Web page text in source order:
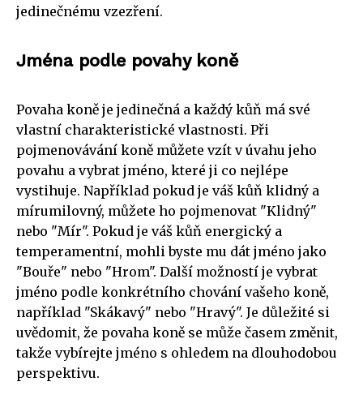
jedinečnému vzezření.
Jména podle povahy koně
Povaha koně je jedinečná a každý kůň má své
vlastní charakteristické vlastnosti. Při
pojmenovávání koně můžete vzít v úvahu jeho
povahu a vybrat jméno, které ji co nejlépe
vystihuje. Například pokud je váš kůň klidný a
mírumilovný, můžete ho pojmenovat "Klidný"
nebo "Mír". Pokud je váš kůň energický a
temperamentní, mohli byste mu dát jméno jako
"Bouře" nebo "Hrom". Další možností je vybrat
jméno podle konkrétního chování vašeho koně,
například "Skákavý" nebo "Hravý". Je důležité si
uvědomit, že povaha koně se může časem změnit,
takže vybírejte jméno s ohledem na dlouhodobou
perspektivu.